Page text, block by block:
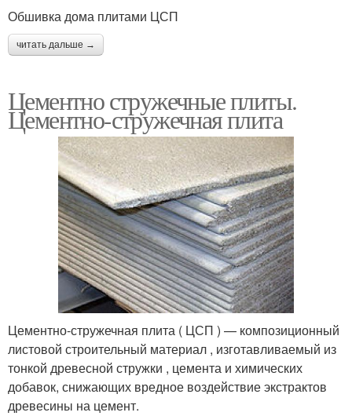
Обшивка дома плитами ЦСП
читать дальше →
Цементно стружечные плиты.
Цементно-стружечная плита
Цементно-стружечная плита ( ЦСП ) — композиционный
листовой строительный материал , изготавливаемый из
тонкой древесной стружки , цемента и химических
добавок, снижающих вредное воздействие экстрактов
древесины на цемент.